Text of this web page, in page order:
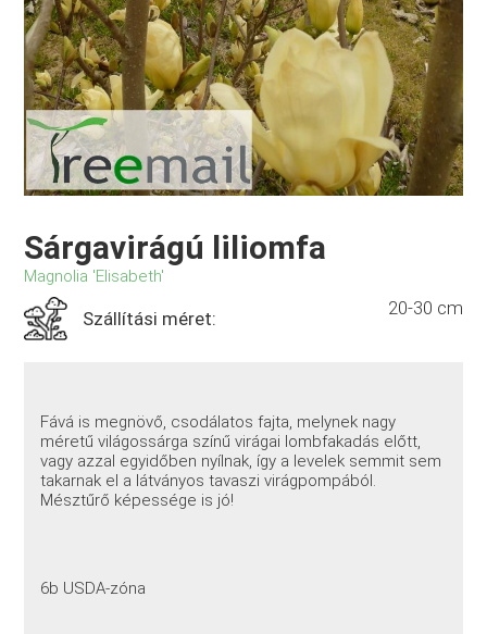
Sárgavirágú liliomfa
Magnolia 'Elisabeth'
Szállítási méret: 20-30 cm
Fává is megnövő, csodálatos fajta, melynek nagy
méretű világossárga színű virágai lombfakadás előtt,
vagy azzal egyidőben nyílnak, így a levelek semmit sem
takarnak el a látványos tavaszi virágpompából.
Mésztűrő képessége is jó!
6b USDA-zóna